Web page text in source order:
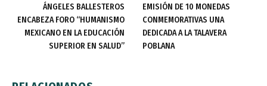
ÁNGELES BALLESTEROS
ENCABEZA FORO “HUMANISMO
MEXICANO EN LA EDUCACIÓN
SUPERIOR EN SALUD”
EMISIÓN DE 10 MONEDAS
CONMEMORATIVAS UNA
DEDICADA A LA TALAVERA
POBLANA